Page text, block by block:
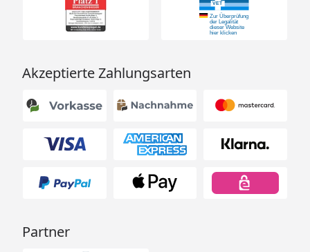
Akzeptierte Zahlungsarten
Partner